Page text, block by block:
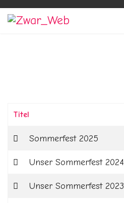
Titel
Sommerfest 2025
Unser Sommerfest 2024
Unser Sommerfest 2023